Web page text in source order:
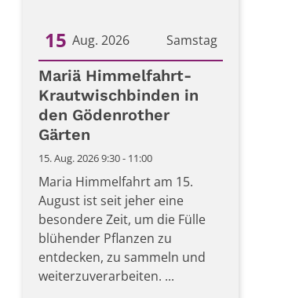
Samstag
15 Aug. 2026
Datum: 15. August 2026
Mariä Himmelfahrt-
Krautwischbinden in
den Gödenrother
Gärten
15. Aug. 2026 9:30 - 11:00
Maria Himmelfahrt am 15.
August ist seit jeher eine
besondere Zeit, um die Fülle
blühender Pflanzen zu
entdecken, zu sammeln und
weiterzuverarbeiten. ...